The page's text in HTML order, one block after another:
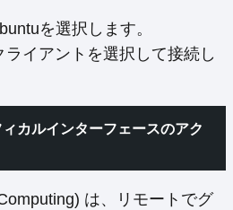
を選択します。
イアントを選択して接続し
カルインターフェースのアク
は、リモートでグ